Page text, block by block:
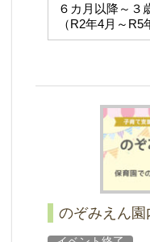
６カ月以降～
（R2年4月～R5
のぞみえん園